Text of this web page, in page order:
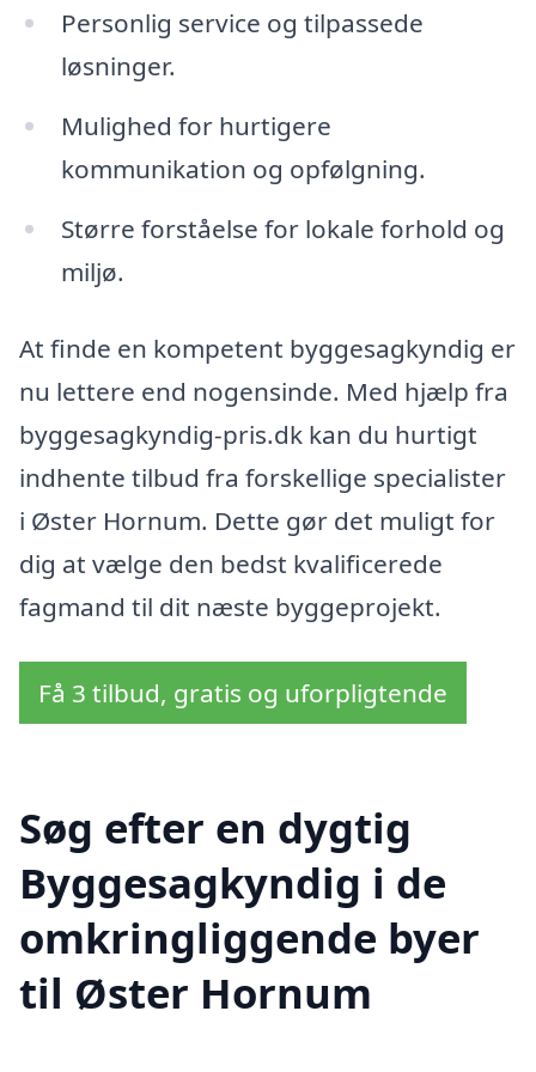
Personlig service og tilpassede
løsninger.
Mulighed for hurtigere
kommunikation og opfølgning.
Større forståelse for lokale forhold og
miljø.
At finde en kompetent byggesagkyndig er
nu lettere end nogensinde. Med hjælp fra
byggesagkyndig-pris.dk kan du hurtigt
indhente tilbud fra forskellige specialister
i Øster Hornum. Dette gør det muligt for
dig at vælge den bedst kvalificerede
fagmand til dit næste byggeprojekt.
Få 3 tilbud, gratis og uforpligtende
Søg efter en dygtig
Byggesagkyndig i de
omkringliggende byer
til Øster Hornum